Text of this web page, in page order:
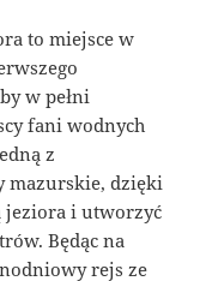
to miejsce w
w pełni
fani wodnych
z
mazurskie, dzięki
jeziora i utworzyć
Będąc na
rejs ze